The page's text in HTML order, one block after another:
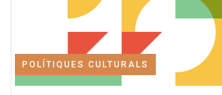
POLÍTIQUES CULTURALS